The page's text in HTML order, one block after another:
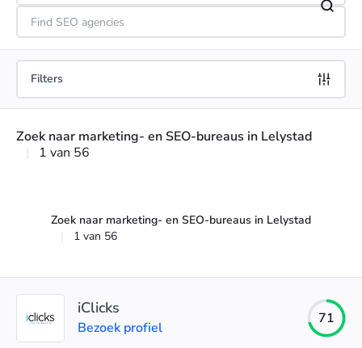
Zoek naar marketing- en SEO-bureaus in Lelystad
1 van 56
Filters
Zoek naar marketing- en SEO-bureaus in Lelystad
1 van 56
iClicks
Bezoek profiel
71